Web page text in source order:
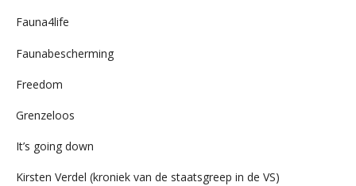
Fauna4life
Faunabescherming
Freedom
Grenzeloos
It’s going down
Kirsten Verdel (kroniek van de staatsgreep in de VS)